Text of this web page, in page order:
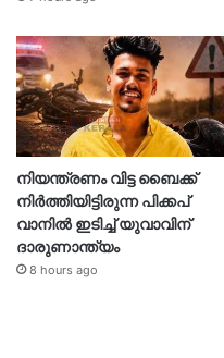
നിയന്ത്രണം വിട്ട ബൈക്ക്
നിർത്തിയിട്ടിരുന്ന പിക്കപ്
വാനിൽ ഇടിച്ച് യുവാവിന്
ദാരുണാന്ത്യം
8 hours ago